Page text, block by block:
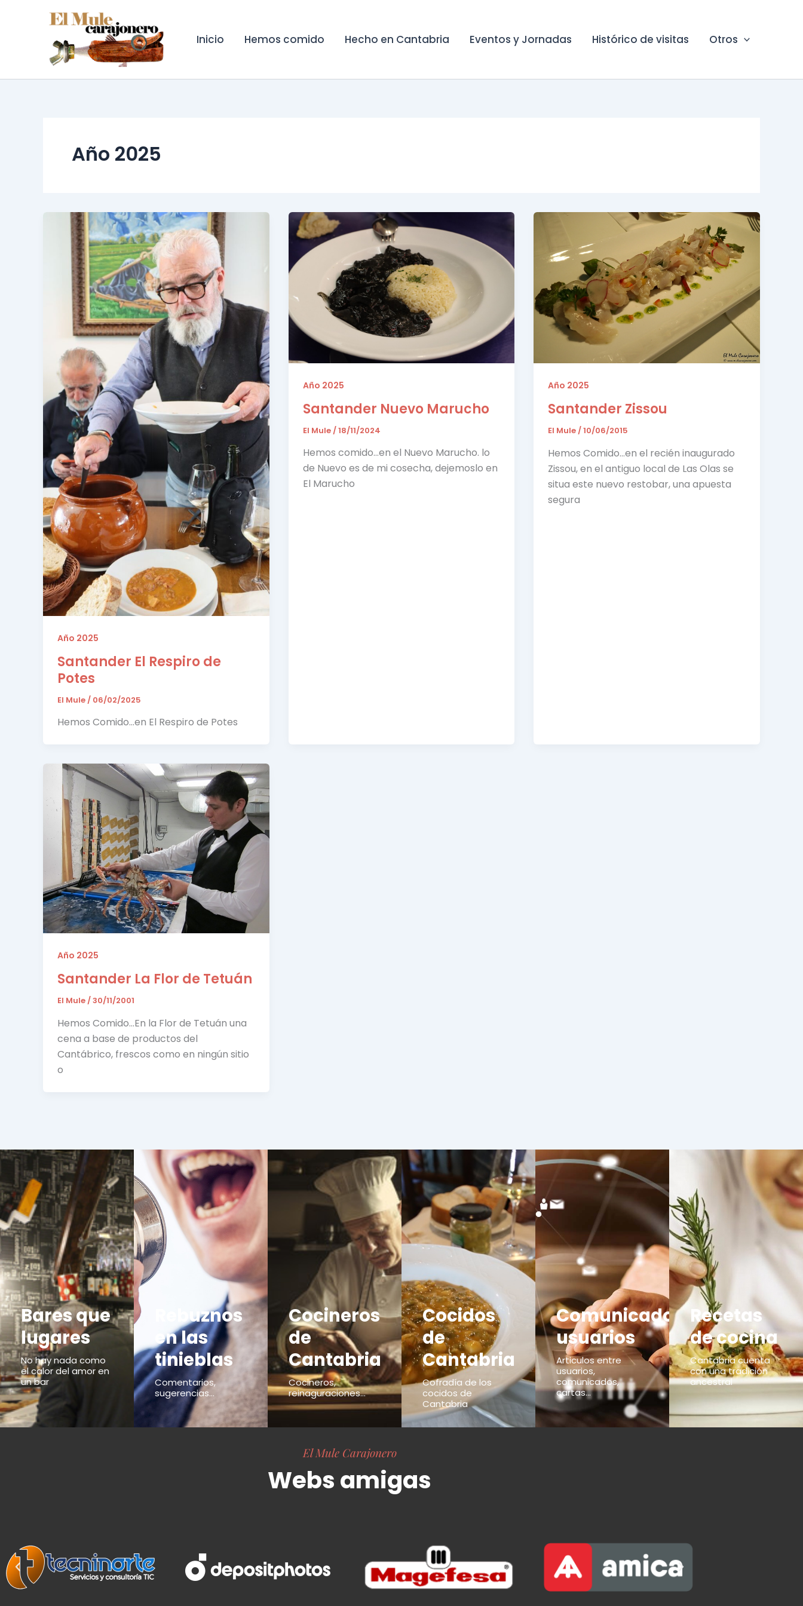
Inicio Hemos comido Hecho en Cantabria Eventos y Jornadas Histórico de visitas Otros
Año 2025
Año 2025
Santander El Respiro de
Potes
El Mule / 06/02/2025
Hemos Comido…en El Respiro de Potes
Año 2025
Santander Nuevo Marucho
El Mule/18/11/2024
Hemos comido…en el Nuevo Marucho. lo
de Nuevo es de mi cosecha, dejemoslo en
El Marucho
Año 2025
Santander Zissou
El Mule/10/06/2015
Hemos Comido…en el recién inaugurado
Zissou, en el antiguo local de Las Olas se
situa este nuevo restobar, una apuesta
segura
Año 2025
Santander La Flor de Tetuán
El Mule/30/11/2001
Hemos Comido…En la Flor de Tetuán una
cena a base de productos del
Cantábrico, frescos como en ningún sitio
o
Bares que
lugares
No hay nada como
el calor del amor en
un bar
Rebuznos
en las
tinieblas
Comentarios,
sugerencias...
Cocineros
de
Cantabria
Cocineros,
reinaguraciones...
Cocidos
de
Cantabria
Cofradía de los
cocidos de
Cantabria
Comunicados
usuarios
Articulos entre
usuarios,
comunicados,
cartas...
Recetas
de cocina
Cantabria cuenta
con una tradición
ancestral
El Mule Carajonero
Webs amigas